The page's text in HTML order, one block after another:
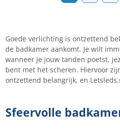
Goede verlichting is ontzettend
de badkamer aankomt. Je wilt
wanneer je jouw tanden poetst,
bent met het scheren. Hiervoor
ontzettend belangrijk, en
Sfeervolle